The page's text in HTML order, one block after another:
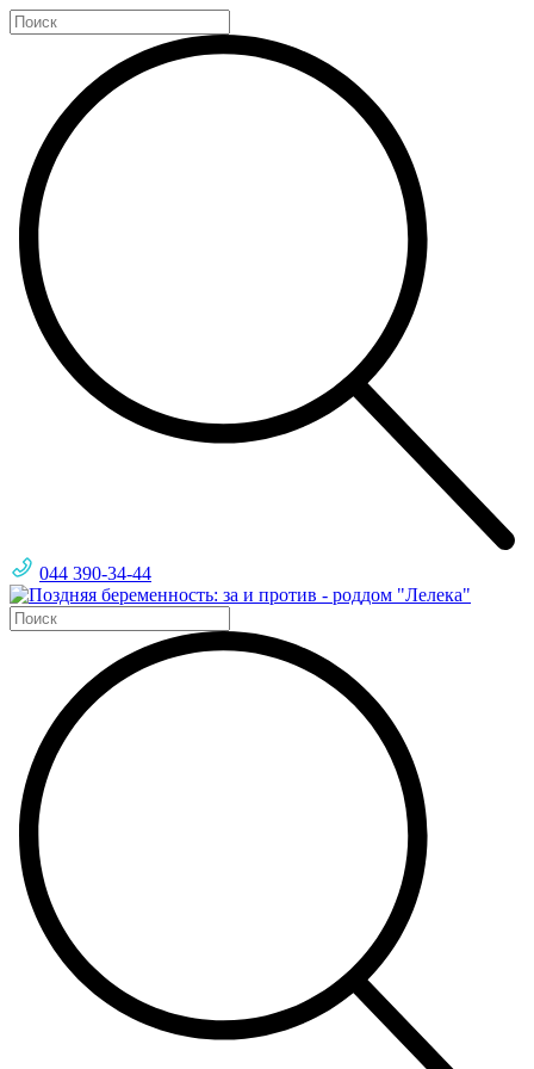
044 390-34-44